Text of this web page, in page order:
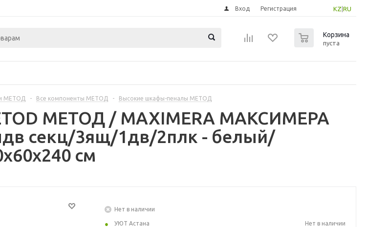
KZ RU
Вход Регистрация
Корзина
пуста
МЕТОД - Все компоненты МЕТОД - Высокие шкафы-пеналы МЕТОД
МЕТОД / MAXIMERA МАКСИМЕРА
секц/3ящ/1дв/2плк - белый/
см
Нет в наличии
УЮТ Астана
Нет в наличии